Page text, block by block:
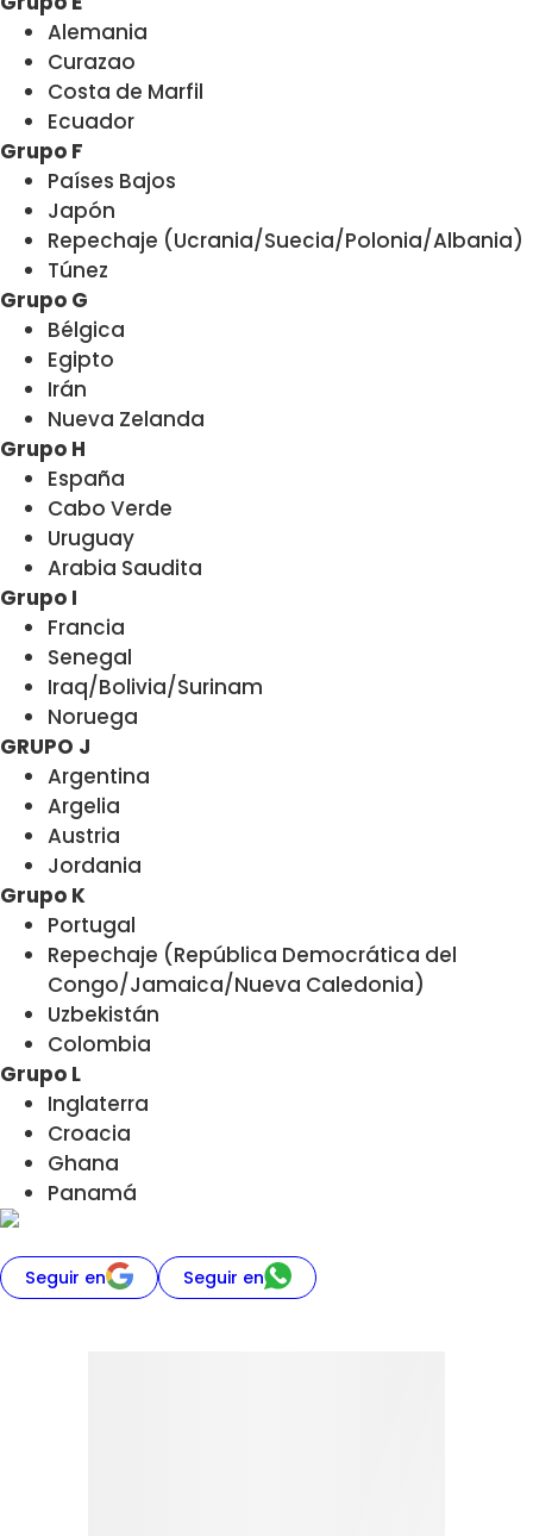
Alemania
Curazao
Costa de Marfil
Ecuador
Grupo F
Países Bajos
Japón
Repechaje (Ucrania/Suecia/Polonia/Albania)
Túnez
Grupo G
Bélgica
Egipto
Irán
Nueva Zelanda
Grupo H
España
Cabo Verde
Uruguay
Arabia Saudita
Grupo I
Francia
Senegal
Iraq/Bolivia/Surinam
Noruega
GRUPO J
Argentina
Argelia
Austria
Jordania
Grupo K
Portugal
Repechaje (República Democrática del
Congo/Jamaica/Nueva Caledonia)
Uzbekistán
Colombia
Grupo L
Inglaterra
Croacia
Ghana
Panamá
Seguir en Seguir en